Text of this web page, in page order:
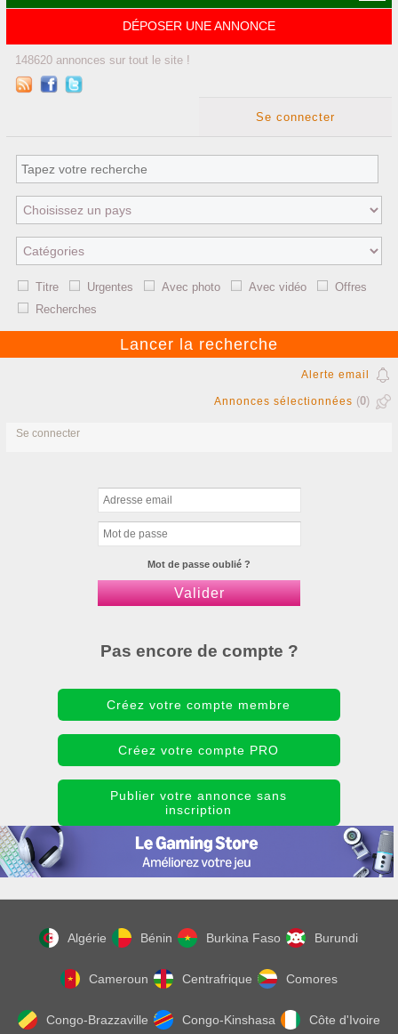
DÉPOSER UNE ANNONCE
148620 annonces sur tout le site !
Se connecter
Titre Urgentes Avec photo Avec vidéo
Offres
Recherches
Alerte email
Annonces sélectionnées (0)
Se connecter
Mot de passe oublié ?
Pas encore de compte ?
Créez votre compte membre
Créez votre compte PRO
Publier votre annonce sans
inscription
Algérie Bénin Burkina Faso Burundi
Cameroun Centrafrique Comores
Congo-Brazzaville Congo-Kinshasa Côte d'Ivoire